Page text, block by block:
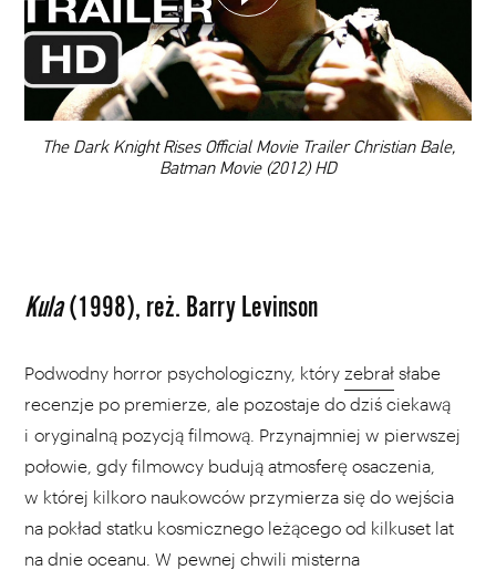
00:00
The Dark Knight Rises Official Movie Trailer Christian Bale,
Batman Movie (2012) HD
DODAJ TEN FILM DO PLAYLISTY
Kula(1998), reż. Barry Levinson
Podwodny horror psychologiczny, który zebrał słabe
recenzje po premierze, ale pozostaje do dziś ciekawą
i oryginalną pozycją filmową. Przynajmniej w pierwszej
połowie, gdy filmowcy budują atmosferę osaczenia,
w której kilkoro naukowców przymierza się do wejścia
na pokład statku kosmicznego leżącego od kilkuset lat
na dnie oceanu. W pewnej chwili misterna